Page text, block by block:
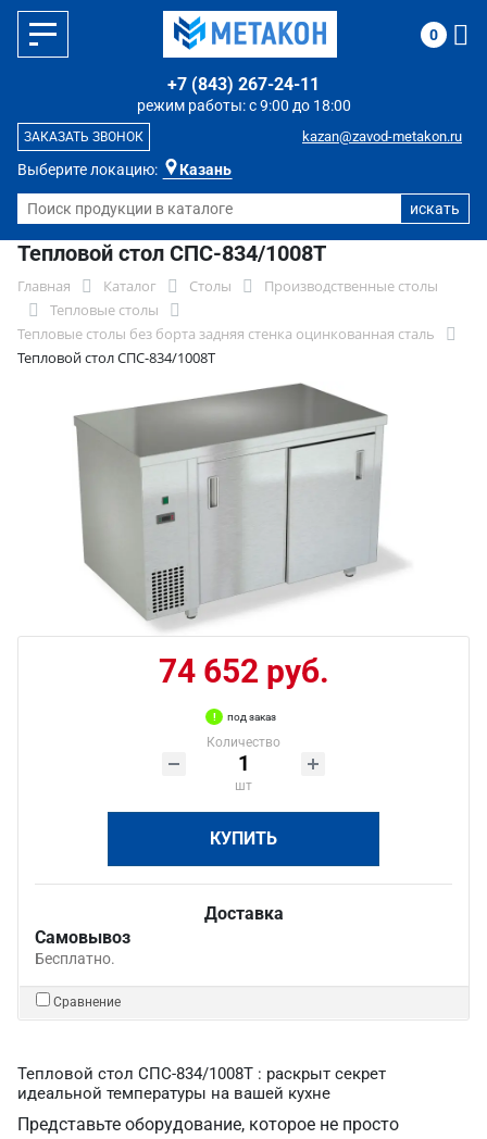
Выберите локацию: Казань
режим работы: с 9:00 до 18:00
+7 (843) 267-24-11
kazan@zavod-metakon.ru
ЗАКАЗАТЬ ЗВОНОК
0
Тепловой стол СПС-834/1008Т
Главная Каталог Столы
Производственные столы
Тепловые столы
Тепловые столы без борта задняя стенка оцинкованная сталь
Тепловой стол СПС-834/1008Т
74 652 руб.
под заказ
Количество
шт
КУПИТЬ
Доставка
Самовывоз
Бесплатно.
Сравнение
Тепловой стол СПС-834/1008Т : раскрыт секрет
идеальной температуры на вашей кухне
Представьте оборудование, которое не просто